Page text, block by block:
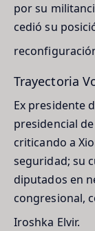
por su
cedió su
Trayectoria
Ex presidente
presidencial
criticando a
seguridad; su
diputados en
congresional,
Iroshka Elvir.